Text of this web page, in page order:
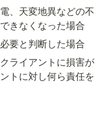
、天変地異などの不
きなくなった場合
要と判断した場合
ライアントに損害が
トに対し何ら責任を